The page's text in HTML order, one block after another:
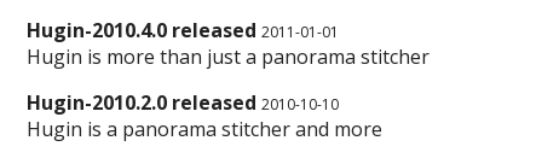
Hugin-2010.4.0 released 2011-01-01
Hugin is more than just a panorama stitcher
Hugin-2010.2.0 released 2010-10-10
Hugin is a panorama stitcher and more